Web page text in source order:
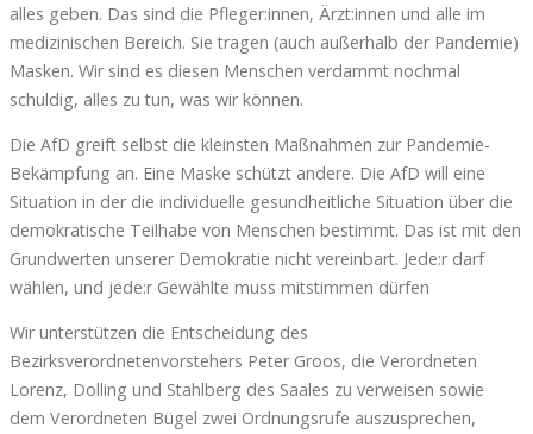
alles geben. Das sind die Pfleger:innen, Ärzt:innen und alle im
medizinischen Bereich. Sie tragen (auch außerhalb der Pandemie)
Masken. Wir sind es diesen Menschen verdammt nochmal
schuldig, alles zu tun, was wir können.
Die AfD greift selbst die kleinsten Maßnahmen zur Pandemie-
Bekämpfung an. Eine Maske schützt andere. Die AfD will eine
Situation in der die individuelle gesundheitliche Situation über die
demokratische Teilhabe von Menschen bestimmt. Das ist mit den
Grundwerten unserer Demokratie nicht vereinbart. Jede:r darf
wählen, und jede:r Gewählte muss mitstimmen dürfen
Wir unterstützen die Entscheidung des
Bezirksverordnetenvorstehers Peter Groos, die Verordneten
Lorenz, Dolling und Stahlberg des Saales zu verweisen sowie
dem Verordneten Bügel zwei Ordnungsrufe auszusprechen,